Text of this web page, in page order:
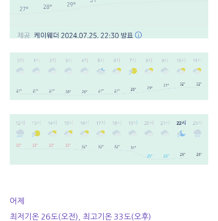
어제
최저기온 26도(오전), 최고기온 33도(오후)